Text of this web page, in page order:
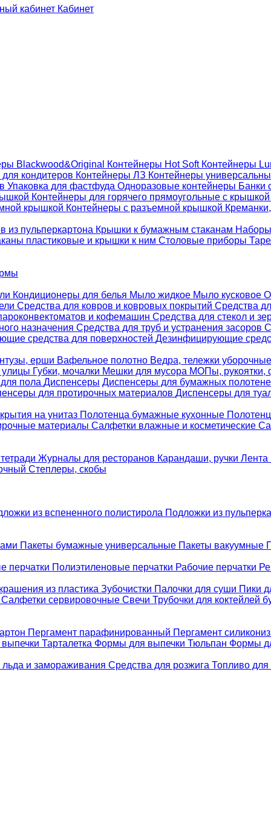
Кабинет
Blackwood&Original Контейнеры Hot Soft Контейнеры
кондитеров Контейнеры ЛЗ Контейнеры
Упаковка для фастфуда Одноразовые контейнеры Банки
Контейнеры для горячего прямоугольные с
крышкой Контейнеры с разъемной крышкой
из пульперкартона Крышки к бумажным стаканам
пластиковые и крышки к ним Столовые приборы
Кондиционеры для белья Мыло жидкое Мыло кусковое
Средства для ковров и ковровых покрытий Средства
и кофемашин Средства для стекол и
назначения Средства для труб и устранения засоров
средства для поверхностей Дезинфицирующие
ерши Вафельное полотно Ведра, тележки уборочные
улицы Губки, мочалки Мешки для мусора МОПы,
пола Диспенсеры Диспенсеры для бумажных
для протирочных материалов Диспенсеры для
на унитаз Полотенца бумажные кухонные
материалы Салфетки влажные и косметические
Журналы для ресторанов Карандаши, ручки Лента
Степлеры, скобы
из вспененного полистирола Подложки из
Пакеты бумажные универсальные Пакеты вакуумные
перчатки Полиэтиленовые перчатки Рабочие перчатки
из пластика Зубочистки Палочки для суши Пики
Салфетки сервировочные Свечи Трубочки для коктейлей
Пергамент парафинированный Пергамент
Тарталетка Формы для выпечки Тюльпан Формы
и замораживания Средства для розжига Топливо